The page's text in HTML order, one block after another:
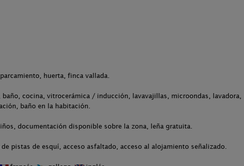
huerta, finca vallada.
cocina, vitrocerámica / inducción, lavavajillas, microondas, lavadora,
baño en la habitación.
documentación disponible sobre la zona, leña gratuita.
pistas de esquí, acceso asfaltado, acceso al alojamiento señalizado.